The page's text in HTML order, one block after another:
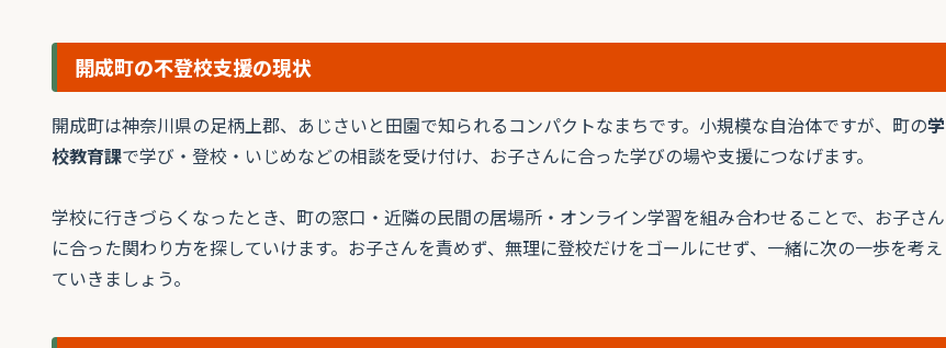
開成町の不登校支援の現状
開成町は神奈川県の足柄上郡、あじさいと田園で知られるコンパクトなまちです。小規模な自治体ですが、町の学
校教育課で学び・登校・いじめなどの相談を受け付け、お子さんに合った学びの場や支援につなげます。
学校に行きづらくなったとき、町の窓口・近隣の民間の居場所・オンライン学習を組み合わせることで、お子さん
に合った関わり方を探していけます。お子さんを責めず、無理に登校だけをゴールにせず、一緒に次の一歩を考え
ていきましょう。